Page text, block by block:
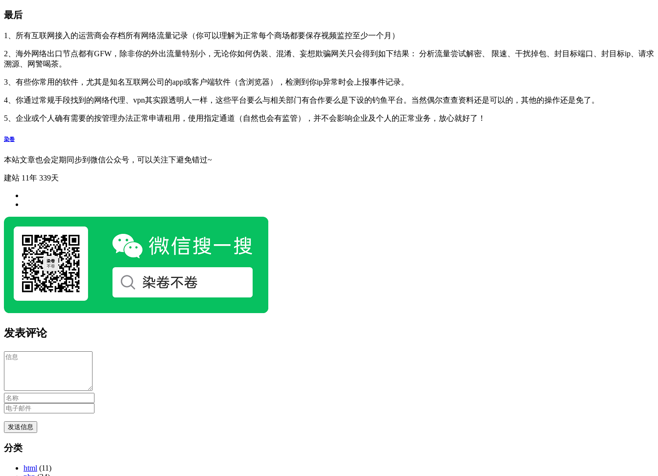
最后
1、所有互联网接入的运营商会存档所有网络流量记录（你可以理解为正常每个商场都要保存视频监控至少一个月）
2、海外网络出口节点都有GFW，除非你的外出流量特别小，无论你如何伪装、混淆、妄想欺骗网关只会得到如下结果： 分析流量尝试解密、 限速、干扰掉包、封目标端口、封目标ip、请求
溯源、网警喝茶。
3、有些你常用的软件，尤其是知名互联网公司的app或客户端软件（含浏览器），检测到你ip异常时会上报事件记录。
4、你通过常规手段找到的网络代理、vpn其实跟透明人一样，这些平台要么与相关部门有合作要么是下设的钓鱼平台。当然偶尔查查资料还是可以的，其他的操作还是免了。
5、企业或个人确有需要的按管理办法正常申请租用，使用指定通道（自然也会有监管），并不会影响企业及个人的正常业务，放心就好了！
染卷
本站文章也会定期同步到微信公众号，可以关注下避免错过~
建站 11年 339天
发表评论
分类
html (11)